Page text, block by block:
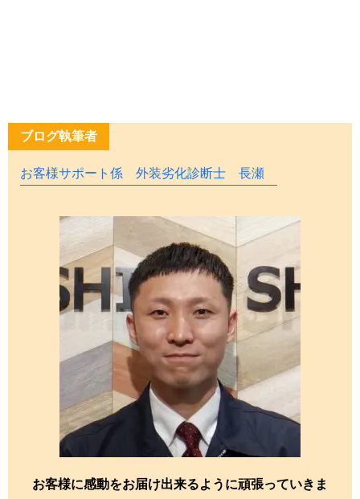
ブログ執筆者
お客様サポート係 外装劣化診断士 長瀬
お客様に感動をお届け出来るように頑張っていきま